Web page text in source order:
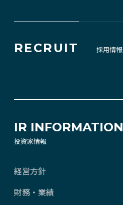
RECRUIT 採用情報
IR INFORMATION
投資家情報
経営方針
財務・業績